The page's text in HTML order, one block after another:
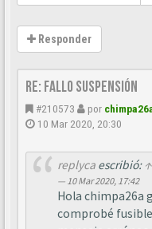
Responder
Re: Fallo suspensión
#210573 por
10 Mar 2020, 20:30
replycaescribió: ↑
10 Mar 2020, 17:42
Hola chimpa26a
comprobé